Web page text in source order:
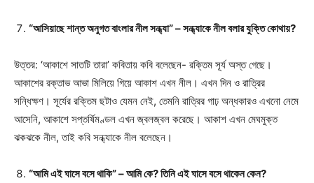
“আসিয়াছে শান্ত অনুগত বাংলার নীল সন্ধ্যা” – সন্ধ্যাকে নীল বলার যুক্তি কোথায়?
উত্তর: ‘আকাশে সাতটি তারা’ কবিতায় কবি বলেছেন- রক্তিম সূর্য অস্ত গেছে।
আকাশের রক্তাভ আভা মিলিয়ে গিয়ে আকাশ এখন নীল। এখন দিন ও রাত্রির
সন্ধিক্ষণ। সূর্যের রক্তিম ছটাও যেমন নেই, তেমনি রাত্রির গাঢ় অন্ধকারও এখনো নেমে
আসেনি, আকাশে সপ্তর্ষিমণ্ডল এখন জ্বলজ্বল করেছে। আকাশ এখন মেঘমুক্ত
ঝকঝকে নীল, তাই কবি সন্ধ্যাকে নীল বলেছেন।
“আমি এই ঘাসে বসে থাকি” – আমি কে? তিনি এই ঘাসে বসে থাকেন কেন?